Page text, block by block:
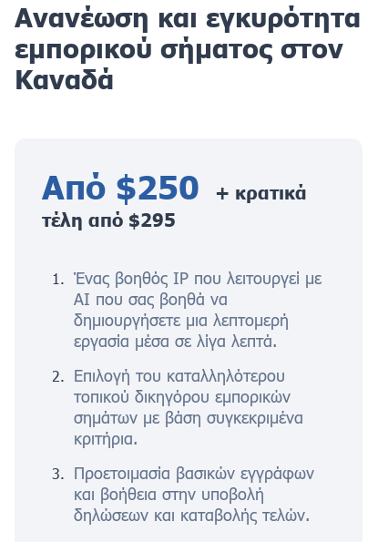
Ανανέωση και εγκυρότητα
εμπορικού σήματος στον
Καναδά
Από $250
+ κρατικά
τέλη από $295
Ένας βοηθός IP που λειτουργεί με
AI που σας βοηθά να
δημιουργήσετε μια λεπτομερή
εργασία μέσα σε λίγα λεπτά.
Επιλογή του καταλληλότερου
τοπικού δικηγόρου εμπορικών
σημάτων με βάση συγκεκριμένα
κριτήρια.
Προετοιμασία βασικών εγγράφων
και βοήθεια στην υποβολή
δηλώσεων και καταβολής τελών.